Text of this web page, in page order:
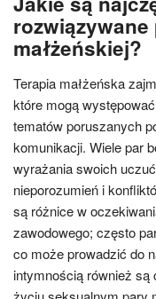
małżeńskiej?
Terapia małżeńska
które mogą
tematów poruszanych
komunikacji. Wiele par
wyrażania swoich
nieporozumień i
są różnice w
zawodowego; często
co może prowadzić do
intymnością również